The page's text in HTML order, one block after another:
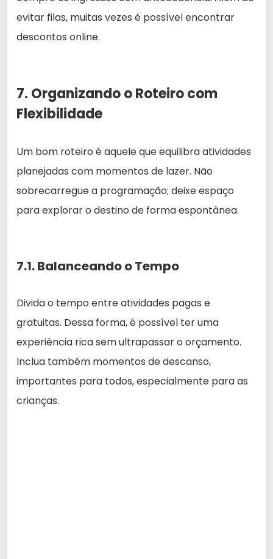
evitar filas, muitas vezes é possível encontrar
descontos online.
7. Organizando o Roteiro com
Flexibilidade
Um bom roteiro é aquele que equilibra atividades
planejadas com momentos de lazer. Não
sobrecarregue a programação; deixe espaço
para explorar o destino de forma espontânea.
7.1. Balanceando o Tempo
Divida o tempo entre atividades pagas e
gratuitas. Dessa forma, é possível ter uma
experiência rica sem ultrapassar o orçamento.
Inclua também momentos de descanso,
importantes para todos, especialmente para as
crianças.